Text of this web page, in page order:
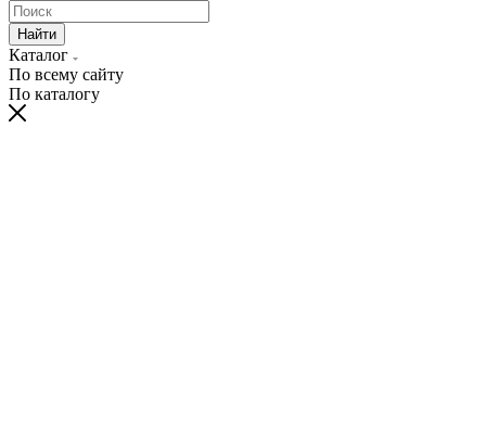
Найти
Каталог
По всему сайту
По каталогу